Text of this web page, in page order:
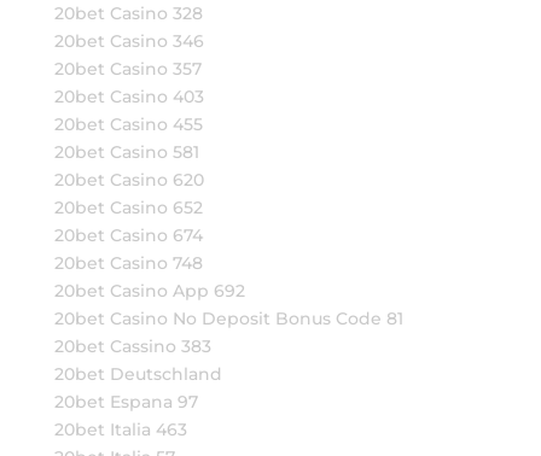
20bet Casino 328
20bet Casino 346
20bet Casino 357
20bet Casino 403
20bet Casino 455
20bet Casino 581
20bet Casino 620
20bet Casino 652
20bet Casino 674
20bet Casino 748
20bet Casino App 692
20bet Casino No Deposit Bonus Code 81
20bet Cassino 383
20bet Deutschland
20bet Espana 97
20bet Italia 463